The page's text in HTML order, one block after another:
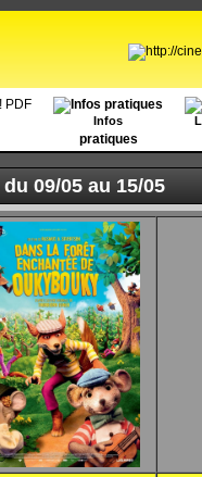
Infos
pratiques
du 09/05 au 15/05